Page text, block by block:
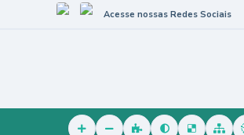
Acesse nossas Redes Sociais